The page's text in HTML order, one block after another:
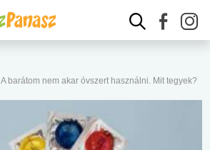
A barátom nem akar óvszert használni. Mit tegyek?